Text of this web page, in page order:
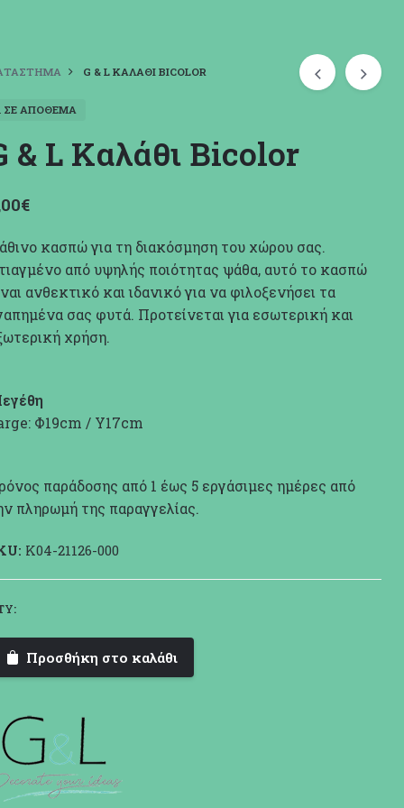
G & L ΚΑΛΆΘΙ BICOLOR
ΣΕ ΑΠΌΘΕΜΑ
& L Καλάθι Bicolor
€
κασπώ για τη διακόσμηση του χώρου σας.
από υψηλής ποιότητας ψάθα, αυτό το κασπώ
ανθεκτικό και ιδανικό για να φιλοξενήσει τα
σας φυτά. Προτείνεται για εσωτερική και
χρήση.
Φ19cm / Υ17cm
παράδοσης από 1 έως 5 εργάσιμες ημέρες από
πληρωμή της παραγγελίας.
K04-21126-000
&
L
ποσότητα
Προσθήκη στο καλάθι